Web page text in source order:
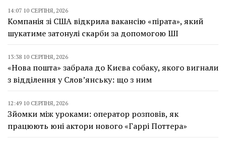
14:07 10 СЕРПНЯ, 2026
Компанія зі США відкрила вакансію «пірата», який
шукатиме затонулі скарби за допомогою ШІ
13:38 10 СЕРПНЯ, 2026
«Нова пошта» забрала до Києва собаку, якого вигнали
з відділення у Слов’янську: що з ним
12:49 10 СЕРПНЯ, 2026
Зйомки між уроками: оператор розповів, як
працюють юні актори нового «Гаррі Поттера»